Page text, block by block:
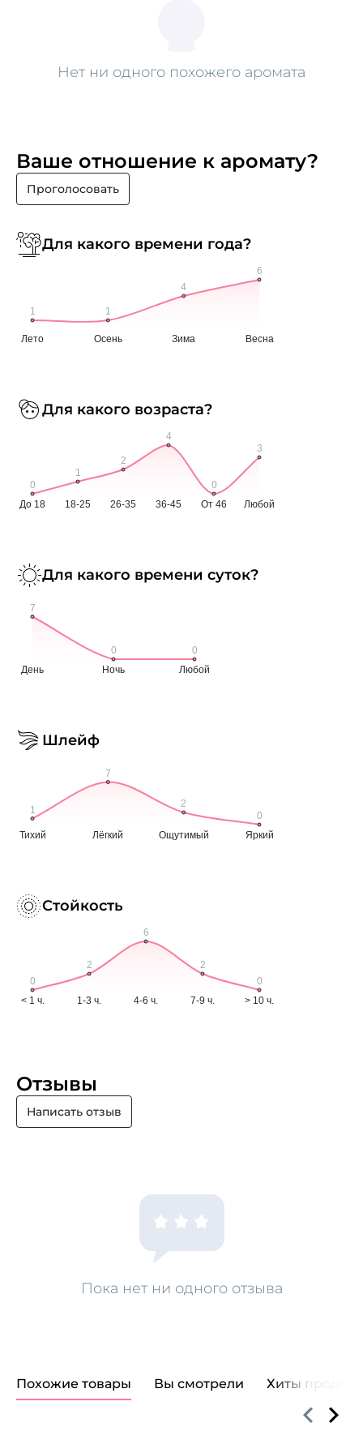
Нет ни одного похожего аромата
Ваше отношение к аромату?
Проголосовать
Для какого времени года?
Для какого возраста?
Для какого времени суток?
Шлейф
Стойкость
Отзывы
Написать отзыв
Пока нет ни одного отзыва
Похожие товары Вы смотрели Хиты продаж